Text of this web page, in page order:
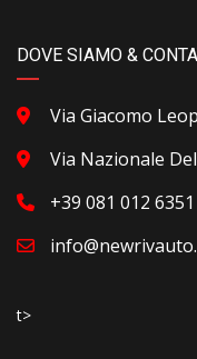
DOVE SIAMO &
Via Giacomo
Via Nazionale
+39 081 012 6351
t>